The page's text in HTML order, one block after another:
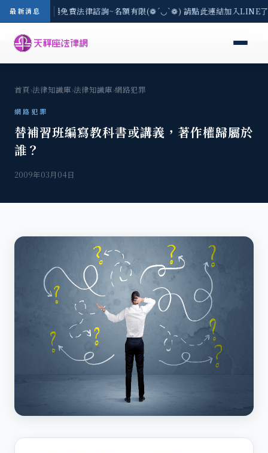
最新消息
-8/3(一) 現場免費法律諮詢~名額有限(❁´◡`❁) 請點此連結加入
首頁›法律知識庫›法律知識庫›網路犯罪
網路犯罪
替補習班編寫教科書或講義，著作權歸屬於
誰？
2009年03月04日